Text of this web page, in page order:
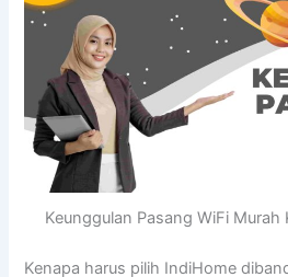
Keunggulan Pasang WiFi
Kenapa harus pilih IndiHome